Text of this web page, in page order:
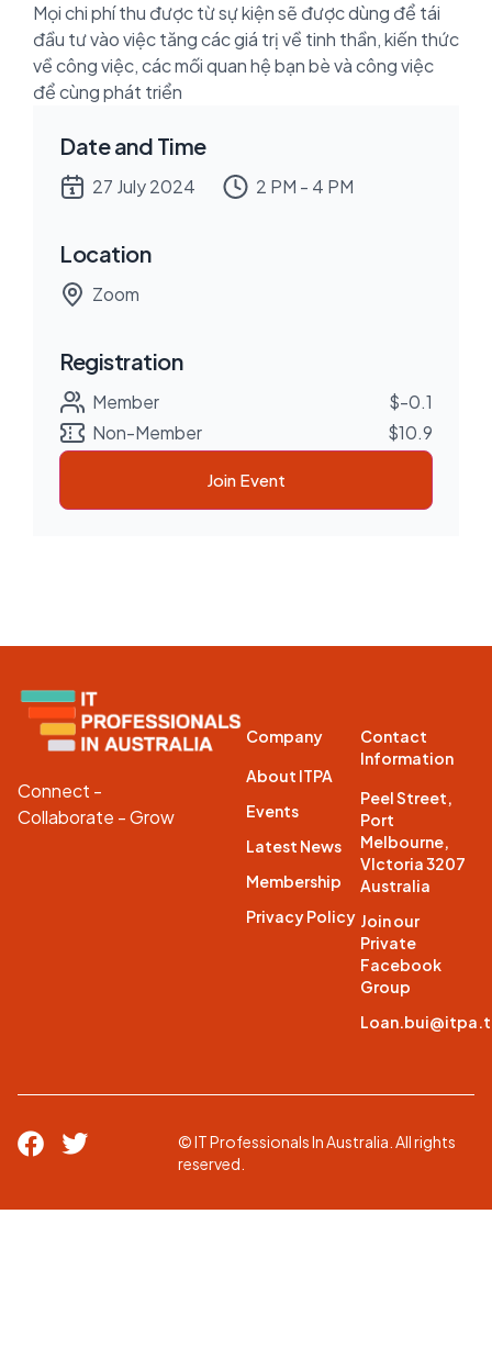
Mọi chi phí thu được từ sự kiện sẽ được dùng để tái
đầu tư vào việc tăng các giá trị về tinh thần, kiến thức
về công việc, các mối quan hệ bạn bè và công việc
để cùng phát triển
Date and Time
27 July 2024 2 PM - 4 PM
Location
Zoom
Registration
Member
$-0.1
Non-Member
$10.9
Join Event
Connect -
Collaborate - Grow
Company
About ITPA
Events
Latest News
Membership
Privacy Policy
Contact
Information
Peel Street,
Port
Melbourne,
VIctoria 3207
Australia
Join our
Private
Facebook
Group
© IT Professionals In Australia. All rights
reserved.